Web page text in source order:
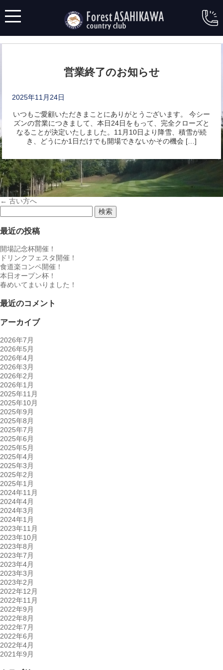
月別アーカイブ: 11月 2025
営業終了のお知らせ
2025年11月24日
いつもご愛顧いただきまことにありがとうございます。 今シー
ズンの営業につきまして、本日24日をもって、完全クローズと
なることが決定いたしました。11月10日より降雪、積雪が続
き、どうにか1日だけでも開場できないかその機会 […]
← 古い方へ
検
索:
最近の投稿
開場記念杯開催！
ドリンクフェスタ開催！
食道楽コンペ開催！
本日オープン杯！
春めいてまいりました！
最近のコメント
アーカイブ
2026年7月
2026年5月
2026年4月
2026年3月
2026年2月
2026年1月
2025年11月
2025年10月
2025年9月
2025年8月
2025年7月
2025年6月
2025年5月
2025年4月
2025年3月
2025年2月
2025年1月
2024年11月
2024年4月
2024年3月
2024年1月
2023年11月
2023年10月
2023年8月
2023年7月
2023年4月
2023年3月
2023年2月
2022年12月
2022年11月
2022年9月
2022年8月
2022年7月
2022年6月
2022年4月
2021年9月